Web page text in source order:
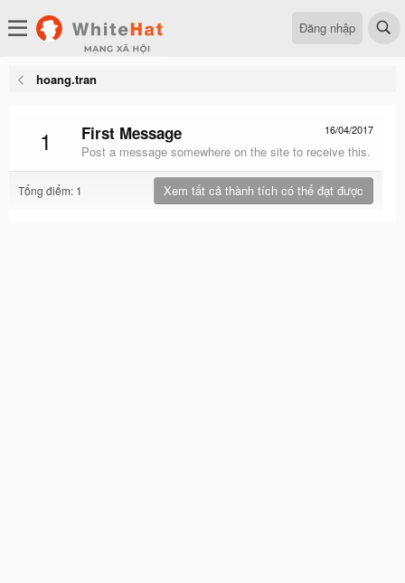
Đăng nhập
hoang.tran
1 16/04/2017
First Message
Post a message somewhere on the site to receive this.
Tổng điểm: 1 Xem tất cả thành tích có thể đạt được